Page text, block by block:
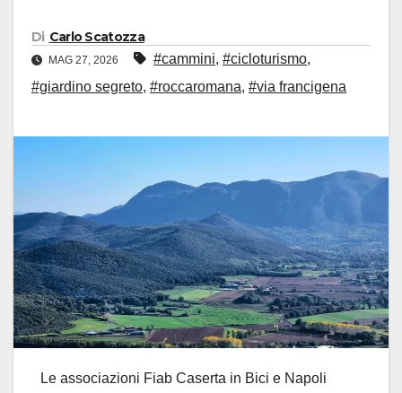
Di Carlo Scatozza
MAG 27, 2026 #cammini, #cicloturismo,
#giardino segreto, #roccaromana, #via francigena
Le associazioni Fiab Caserta in Bici e Napoli